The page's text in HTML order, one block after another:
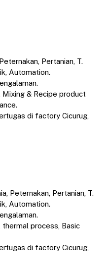
Pertanian, T.
Automation.
& Recipe product
di factory Cicurug,
Peternakan, Pertanian, T.
Automation.
process, Basic
di factory Cicurug,